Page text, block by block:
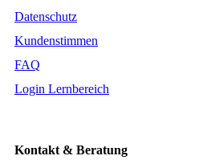
Datenschutz
Kundenstimmen
FAQ
Login Lernbereich
Kontakt & Beratung